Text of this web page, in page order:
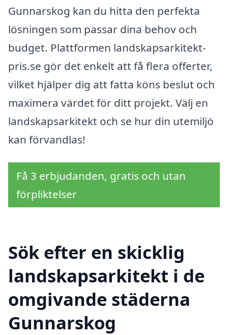
Gunnarskog kan du hitta den perfekta
lösningen som passar dina behov och
budget. Plattformen landskapsarkitekt-
pris.se gör det enkelt att få flera offerter,
vilket hjälper dig att fatta köns beslut och
maximera värdet för ditt projekt. Välj en
landskapsarkitekt och se hur din utemiljö
kan förvandlas!
Få 3 erbjudanden, gratis och utan
förpliktelser
Sök efter en skicklig
landskapsarkitekt i de
omgivande städerna
Gunnarskog